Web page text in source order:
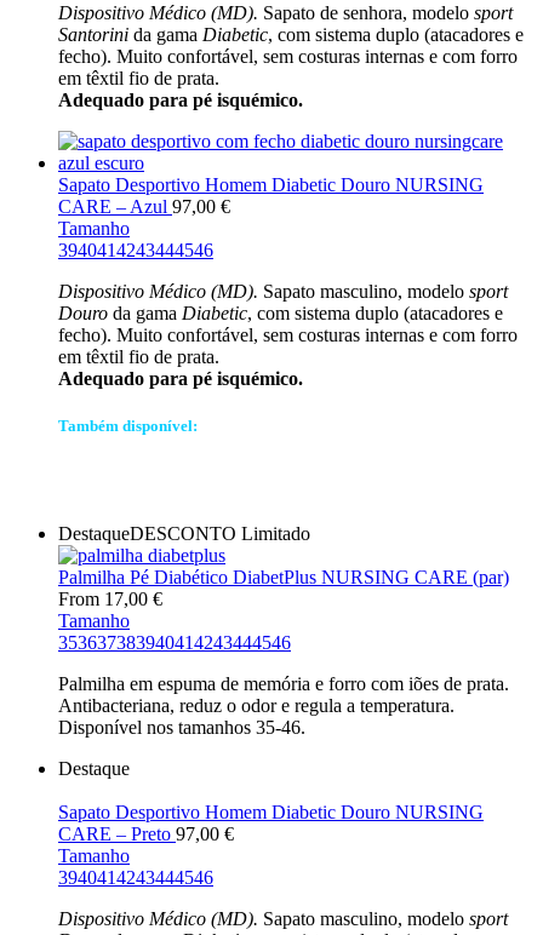
Dispositivo Médico (MD). Sapato de senhora, modelo sport
Santorini da gama Diabetic, com sistema duplo (atacadores e
fecho). Muito confortável, sem costuras internas e com forro
em têxtil fio de prata.
Adequado para pé isquémico.
Sapato Desportivo Homem Diabetic Douro NURSING
CARE – Azul 97,00 €
Tamanho
3940414243444546
Dispositivo Médico (MD). Sapato masculino, modelo sport
Douro da gama Diabetic, com sistema duplo (atacadores e
fecho). Muito confortável, sem costuras internas e com forro
em têxtil fio de prata.
Adequado para pé isquémico.
Também disponível:
DestaqueDESCONTO Limitado
Palmilha Pé Diabético DiabetPlus NURSING CARE (par)
From 17,00 €
Tamanho
353637383940414243444546
Palmilha em espuma de memória e forro com iões de prata.
Antibacteriana, reduz o odor e regula a temperatura.
Disponível nos tamanhos 35-46.
Destaque
Sapato Desportivo Homem Diabetic Douro NURSING
CARE – Preto 97,00 €
Tamanho
3940414243444546
Dispositivo Médico (MD). Sapato masculino, modelo sport